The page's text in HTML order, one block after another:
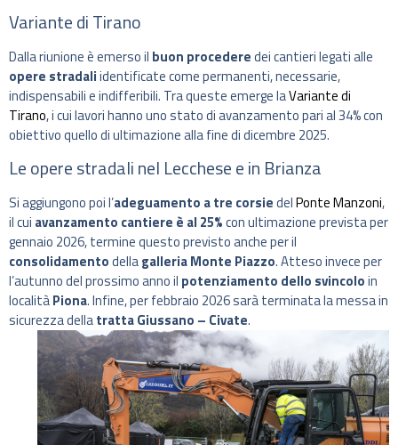
Variante di Tirano
Dalla riunione è emerso il buon procederedei cantieri legati alle
opere stradaliidentificate come permanenti, necessarie,
indispensabili e indifferibili. Tra queste emerge laVariante di
Tirano, i cui lavori hanno uno stato di avanzamento pari al 34% con
obiettivo quello di ultimazione alla fine di dicembre 2025.
Le opere stradali nel Lecchese e in Brianza
Si aggiungono poi l’adeguamento a tre corsiedelPonte Manzoni,
il cui avanzamento cantiere è al 25%con ultimazione prevista per
gennaio 2026, termine questo previsto anche per il
consolidamentodellagalleria Monte Piazzo. Atteso invece per
l’autunno del prossimo anno il potenziamento dello svincoloin
localitàPiona. Infine, per febbraio 2026 sarà terminata la messa in
sicurezza dellatratta Giussano – Civate.